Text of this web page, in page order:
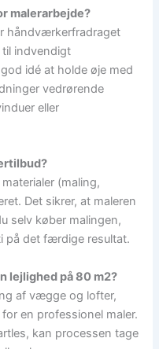
malerarbejde?
håndværkerfradraget
indvendigt
idé at holde øje med
vedrørende
eller
(maling,
Det sikrer, at maleren
selv køber malingen,
på det færdige resultat.
lejlighed på 80 m2?
af vægge og lofter,
en professionel maler.
kan processen tage